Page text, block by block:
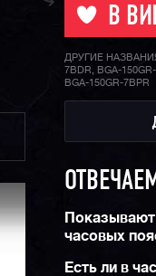
В
ДРУГИЕ
7BDR, BGA-
BGA-150GR-7BPR
часовых
Есть ли в